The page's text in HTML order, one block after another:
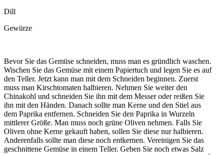
Dill
Gewürze
Bevor Sie das Gemüse schneiden, muss man es gründlich waschen.
Wischen Sie das Gemüse mit einem Papiertuch und legen Sie es auf
den Teller. Jetzt kann man mit dem Schneiden beginnen. Zuerst
muss man Kirschtomaten halbieren. Nehmen Sie weiter den
Chinakohl und schneiden Sie ihn mit dem Messer oder reißen Sie
ihn mit den Händen. Danach sollte man Kerne und den Stiel aus
dem Paprika entfernen. Schneiden Sie den Paprika in Wurzeln
mittlerer Größe. Man muss noch grüne Oliven nehmen. Falls Sie
Oliven ohne Kerne gekauft haben, sollen Sie diese nur halbieren.
Anderenfalls sollte man diese noch entkernen. Vereinigen Sie das
geschnittene Gemüse in einem Teller. Geben Sie noch etwas Salz